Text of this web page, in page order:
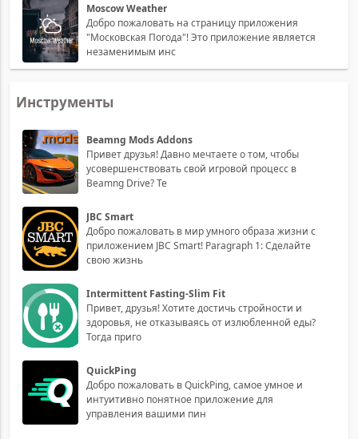
Moscow Weather
Добро пожаловать на страницу приложения
"Московская Погода"! Это приложение является
незаменимым инс
Инструменты
Beamng Mods Addons
Привет друзья! Давно мечтаете о том, чтобы
усовершенствовать свой игровой процесс в
Beamng Drive? Те
JBC Smart
Добро пожаловать в мир умного образа жизни с
приложением JBC Smart! Paragraph 1: Сделайте
свою жизнь
Intermittent Fasting-Slim Fit
Привет, друзья! Хотите достичь стройности и
здоровья, не отказываясь от излюбленной еды?
Тогда приго
QuickPing
Добро пожаловать в QuickPing, самое умное и
интуитивно понятное приложение для
управления вашими пин